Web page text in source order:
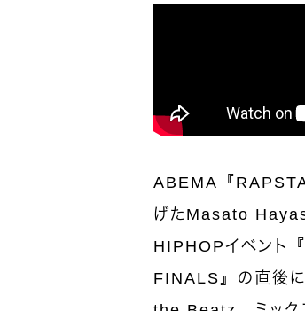
ABEMA『
げたMasato
HIPHOPイベント
FINALS』の直後